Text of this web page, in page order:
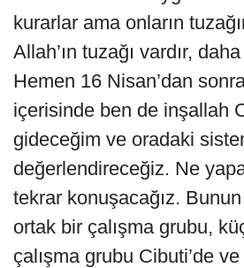
kurarlar ama onların
Allah’ın tuzağı vardır,
Hemen 16 Nisan’dan
içerisinde ben de inşallah
gideceğim ve oradaki
değerlendireceğiz. Ne
tekrar konuşacağız.
ortak bir çalışma grubu,
çalışma grubu Cibuti’de